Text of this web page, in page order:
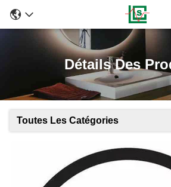
Détails Des
Toutes Les Catégories